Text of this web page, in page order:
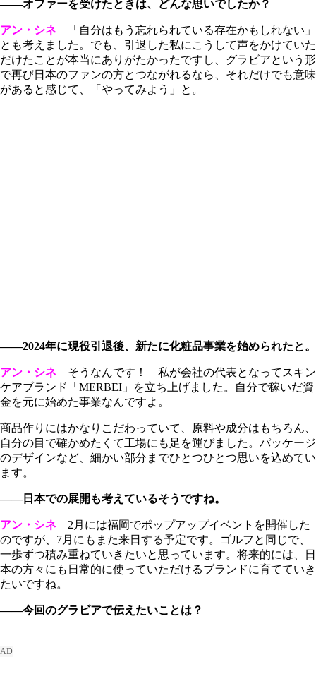
――オファーを受けたときは、どんな思いでしたか？
アン・シネ 「自分はもう忘れられている存在かもしれない」
とも考えました。でも、引退した私にこうして声をかけていた
だけたことが本当にありがたかったですし、グラビアという形
で再び日本のファンの方とつながれるなら、それだけでも意味
があると感じて、「やってみよう」と。
――2024年に現役引退後、新たに化粧品事業を始められたと。
アン・シネ そうなんです！ 私が会社の代表となってスキン
ケアブランド「MERBEI」を立ち上げました。自分で稼いだ資
金を元に始めた事業なんですよ。
商品作りにはかなりこだわっていて、原料や成分はもちろん、
自分の目で確かめたくて工場にも足を運びました。パッケージ
のデザインなど、細かい部分までひとつひとつ思いを込めてい
ます。
――日本での展開も考えているそうですね。
アン・シネ 2月には福岡でポップアップイベントを開催した
のですが、7月にもまた来日する予定です。ゴルフと同じで、
一歩ずつ積み重ねていきたいと思っています。将来的には、日
本の方々にも日常的に使っていただけるブランドに育てていき
たいですね。
――今回のグラビアで伝えたいことは？